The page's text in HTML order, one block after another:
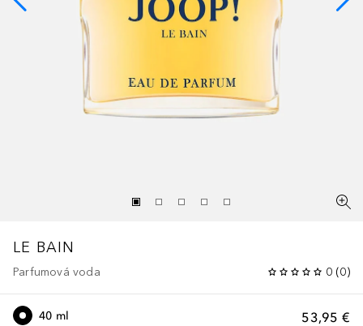
LE BAIN
Parfumová voda 0 (0)
53,95 €
40 ml